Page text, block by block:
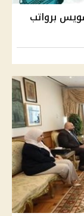
في السويس برواتب